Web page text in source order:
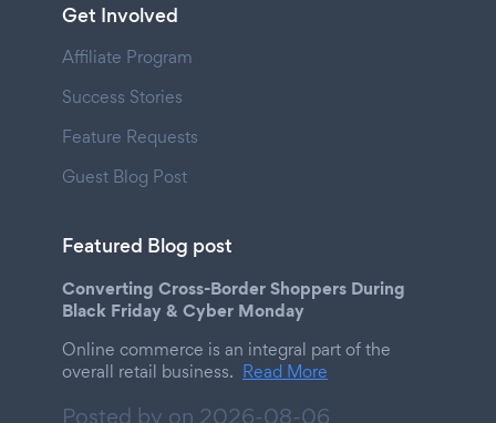
Get Involved
Affiliate Program
Success Stories
Feature Requests
Guest Blog Post
Featured Blog post
Converting Cross-Border Shoppers During
Black Friday & Cyber Monday
Online commerce is an integral part of the
overall retail business. Read More
Posted by on 2026-08-06